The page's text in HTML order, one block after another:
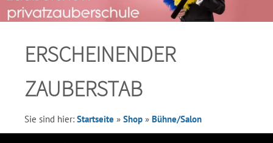
ERSCHEINENDER
ZAUBERSTAB
Sie sind hier: Startseite » Shop » Bühne/Salon